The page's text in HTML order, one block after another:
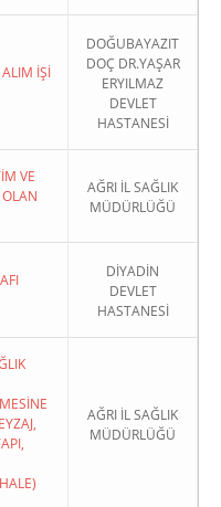
İŞİ
DOĞUBAYAZIT
DOÇ DR.YAŞAR
ERYILMAZ
DEVLET
HASTANESİ
VE
AĞRI İL SAĞLIK
MÜDÜRLÜĞÜ
DİYADİN
DEVLET
HASTANESİ
AĞRI İL SAĞLIK
MÜDÜRLÜĞÜ